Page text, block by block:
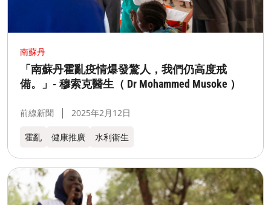
南蘇丹
「南蘇丹霍亂疫情爆發驚人，我們仍高度戒
備。」- 穆索克醫生（ Dr Mohammed Musoke ）
前線新聞 2025年2月12日
霍亂 健康推廣 水利衞生